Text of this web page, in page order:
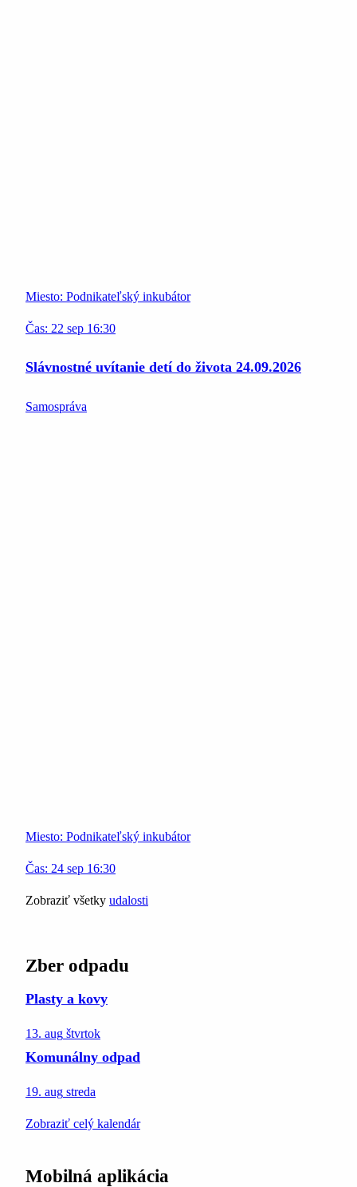
Miesto: Podnikateľský inkubátor
Čas: 22 sep 16:30
Slávnostné uvítanie detí do života 24.09.2026
Samospráva
Miesto: Podnikateľský inkubátor
Čas: 24 sep 16:30
Zobraziť všetky udalosti
Zber odpadu
Plasty a kovy
13. aug štvrtok
Komunálny odpad
19. aug streda
Zobraziť celý kalendár
Mobilná aplikácia